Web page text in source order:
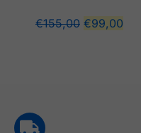
€155,00 €99,00